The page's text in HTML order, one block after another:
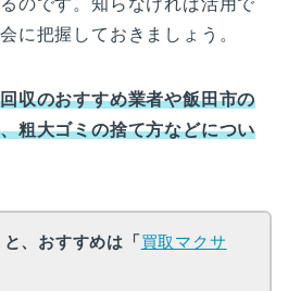
のです。知らなければ活用で
に把握しておきましょう。
収のおすすめ業者や飯田市の
粗大ゴミの捨て方などについ
、おすすめは「買取マクサ